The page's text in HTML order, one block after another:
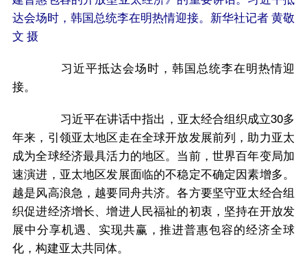
达会场时，韩国总统李在明热情迎接。新华社记者 黄敬
文 摄
习近平抵达会场时，韩国总统李在明热情迎
接。
习近平在讲话中指出，亚太经合组织成立30多
年来，引领亚太地区走在全球开放发展前列，助力亚太
成为全球经济最具活力的地区。当前，世界百年变局加
速演进，亚太地区发展面临的不稳定不确定因素增多。
越是风高浪急，越要同舟共济。各方要坚守亚太经合组
织促进经济增长、增进人民福祉的初衷，坚持在开放发
展中分享机遇、实现共赢，推进普惠包容的经济全球
化，构建亚太共同体。